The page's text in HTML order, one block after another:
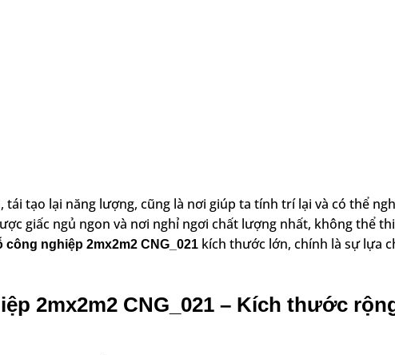
tái tạo lại năng lượng, cũng là nơi giúp ta tính trí lại và có thể
giấc ngủ ngon và nơi nghỉ ngơi chất lượng nhất, không thể
nghiệp 2mx2m2 CNG_021 kích thước lớn, chính là sự lựa
2mx2m2 CNG_021 – Kích thước